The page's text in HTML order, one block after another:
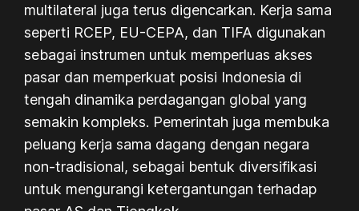
multilateral juga terus digencarkan. Kerja sama
seperti RCEP, EU-CEPA, dan TIFA digunakan
sebagai instrumen untuk memperluas akses
pasar dan memperkuat posisi Indonesia di
tengah dinamika perdagangan global yang
semakin kompleks. Pemerintah juga membuka
peluang kerja sama dagang dengan negara
non-tradisional, sebagai bentuk diversifikasi
untuk mengurangi ketergantungan terhadap